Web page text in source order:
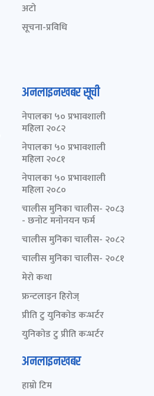
अटो
सूचना-प्रविधि
अनलाइनखबर सूची
नेपालका ५० प्रभावशाली
महिला २०८२
नेपालका ५० प्रभावशाली
महिला २०८१
नेपालका ५० प्रभावशाली
महिला २०८०
चालीस मुनिका चालीस- २०८३
- छनोट मनोनयन फर्म
चालीस मुनिका चालीस- २०८२
चालीस मुनिका चालीस- २०८१
मेरो कथा
फ्रन्टलाइन हिरोज्
प्रीति टु युनिकोड कन्भर्टर
युनिकोड टु प्रीति कन्भर्टर
अनलाइनखबर
हाम्रो टिम